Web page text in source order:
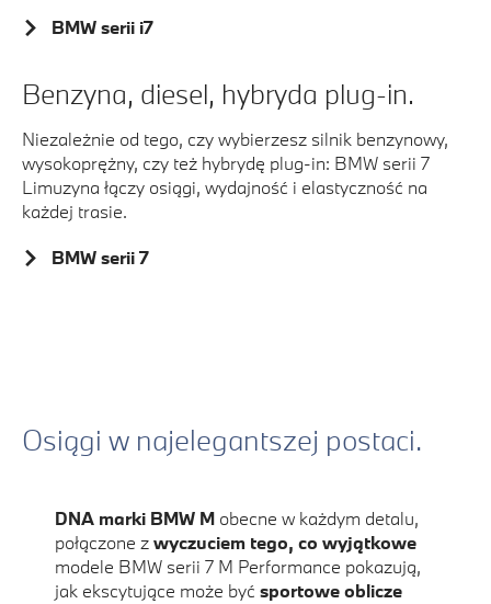
BMW serii i7
Benzyna, diesel, hybryda plug-in.
Niezależnie od tego, czy wybierzesz silnik benzynowy,
wysokoprężny, czy też hybrydę plug-in: BMW serii 7
Limuzyna łączy osiągi, wydajność i elastyczność na
każdej trasie.
BMW serii 7
Osiągi w najelegantszej postaci.
DNA marki BMW M obecne w każdym detalu,
połączone zwyczuciem tego, co wyjątkowe
modele BMW serii 7 M Performance pokazują,
jak ekscytujące może być sportowe oblicze